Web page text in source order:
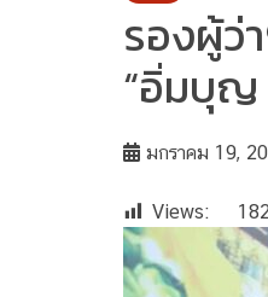
รองผู้ว่
“อิ่มบุญ
มกราคม 19,
Views: